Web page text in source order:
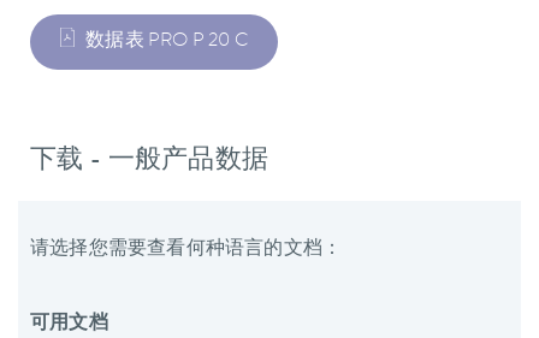
数据表 PRO P 20 C
下载 - 一般产品数据
请选择您需要查看何种语言的文档：
可用文档